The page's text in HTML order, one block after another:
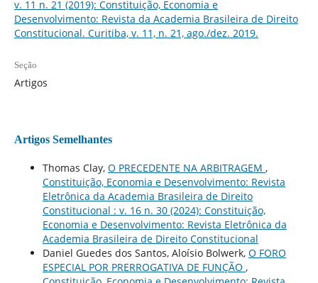
v. 11 n. 21 (2019): Constituição, Economia e
Desenvolvimento: Revista da Academia Brasileira de Direito
Constitucional. Curitiba, v. 11, n. 21, ago./dez. 2019.
Seção
Artigos
Artigos Semelhantes
Thomas Clay, O PRECEDENTE NA ARBITRAGEM ,
Constituição, Economia e Desenvolvimento: Revista
Eletrônica da Academia Brasileira de Direito
Constitucional : v. 16 n. 30 (2024): Constituição,
Economia e Desenvolvimento: Revista Eletrônica da
Academia Brasileira de Direito Constitucional
Daniel Guedes dos Santos, Aloísio Bolwerk, O FORO
ESPECIAL POR PRERROGATIVA DE FUNÇÃO ,